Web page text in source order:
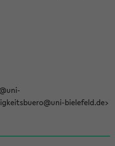
bielefeld.de>